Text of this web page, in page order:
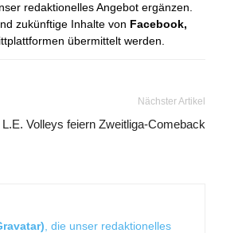
redaktionelles Angebot ergänzen.
zukünftige Inhalte von Facebook,
übermittelt werden.
Nächster Artikel
L.E. Volleys feiern Zweitliga-Comeback
, die unser redaktionelles